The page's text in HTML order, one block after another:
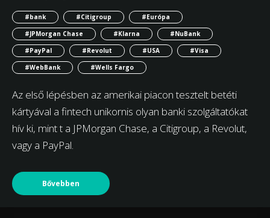
#bank #Citigroup
#Európa
#JPMorgan Chase
#Klarna
#NuBank
#PayPal
#Revolut #USA
#Visa
#WebBank
#Wells Fargo
Az első lépésben az amerikai piacon tesztelt betéti
kártyával a fintech unikornis olyan banki szolgáltatókat
hív ki, mint t a JPMorgan Chase, a Citigroup, a Revolut,
vagy a PayPal.
Bővebben